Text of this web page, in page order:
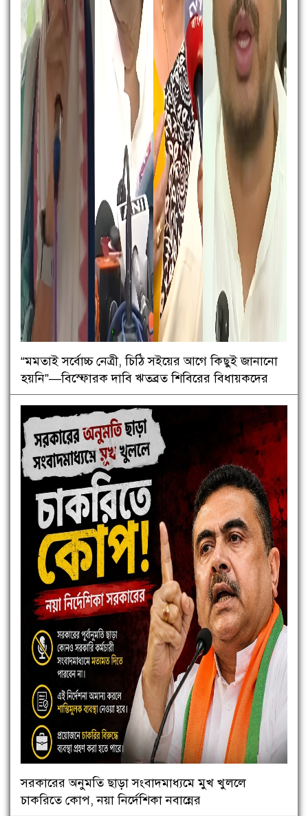
“মমতাই সর্বোচ্চ নেত্রী, চিঠি সইয়ের আগে কিছুই জানানো
হয়নি”—বিস্ফোরক দাবি ঋতব্রত শিবিরের বিধায়কদের
সরকারের অনুমতি ছাড়া সংবাদমাধ্যমে মুখ খুললে
চাকরিতে কোপ, নয়া নির্দেশিকা নবান্নের